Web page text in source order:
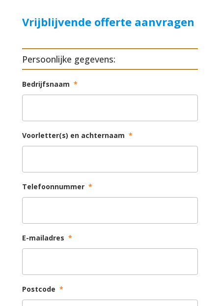
Vrijblijvende offerte aanvragen
Persoonlijke gegevens:
Bedrijfsnaam *
Voorletter(s) en achternaam *
Telefoonnummer *
E-mailadres *
Postcode *